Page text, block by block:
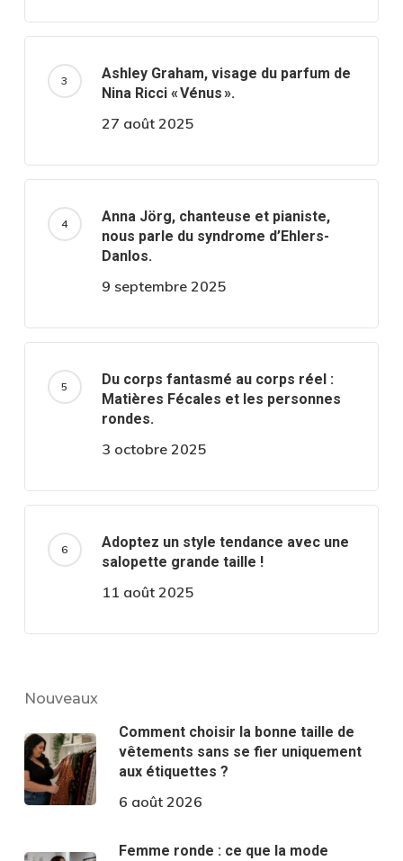
Ashley Graham, visage du parfum de
Nina Ricci « Vénus ».
27 août 2025
Anna Jörg, chanteuse et pianiste,
nous parle du syndrome d’Ehlers-
Danlos.
9 septembre 2025
Du corps fantasmé au corps réel :
Matières Fécales et les personnes
rondes.
3 octobre 2025
Adoptez un style tendance avec une
salopette grande taille !
11 août 2025
Nouveaux
Comment choisir la bonne taille de
vêtements sans se fier uniquement
aux étiquettes ?
6 août 2026
Femme ronde : ce que la mode